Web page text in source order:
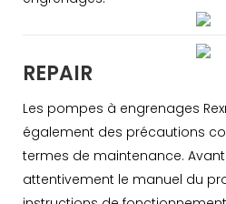
REPAIR
Les pompes à engrenages
également des précautions
termes de maintenance. Avant
attentivement le manuel du